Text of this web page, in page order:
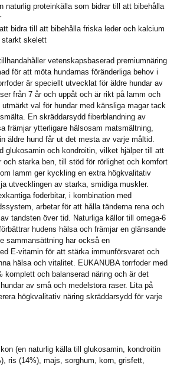
naturlig proteinkälla som bidrar till att bibehålla
bidra till att bibehålla friska leder och kalcium
skelett
vetenskapsbaserad premiumnäring
för att möta hundarnas föränderliga behov i
är speciellt utvecklat för äldre hundar av
från 7 år och uppåt och är rikt på lamm och
val för hundar med känsliga magar tack
En skräddarsydd fiberblandning av
främjar ytterligare hälsosam matsmältning,
äldre hund får ut det mesta av varje måltid.
glukosamin och kondroitin, vilket hjälper till att
och starka ben, till stöd för rörlighet och komfort
lamm ger kyckling en extra högkvalitativ
utvecklingen av starka, smidiga muskler.
foderbitar, i kombination med
arbetar för att hålla tänderna rena och
tandsten över tid. Naturliga källor till omega-6
hudens hälsa och främjar en glänsande
sammansättning har också en
E-vitamin för att stärka immunförsvaret och
hälsa och vitalitet. EUKANUBA torrfoder med
komplett och balanserad näring och är det
av små och medelstora raser. Lita på
högkvalitativ näring skräddarsydd för varje
(en naturlig källa till glukosamin, kondroitin
ris (14%), majs, sorghum, korn, grisfett,